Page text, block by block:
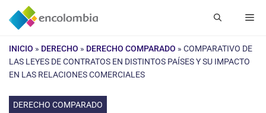
Saltar
INICIO » DERECHO » DERECHO COMPARADO » COMPARATIVO DE
LAS LEYES DE CONTRATOS EN DISTINTOS PAÍSES Y SU IMPACTO
EN LAS RELACIONES COMERCIALES
DERECHO COMPARADO